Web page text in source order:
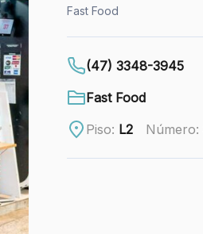
Fast Food
(47) 3348-3945
Fast Food
Piso: L2 Número: